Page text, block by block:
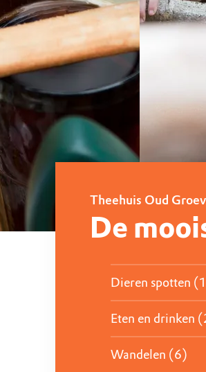
Theehuis Oud
De
Dieren spotten
Eten en drinken
Wandelen (6)